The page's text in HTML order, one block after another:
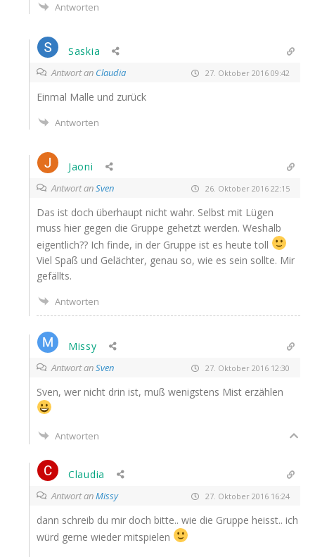
Antworten
Saskia
Antwort an Claudia 27. Oktober 2016 09:42
Ein­mal Mal­le und zurück
Antworten
Jaoni
Antwort anSven 26. Oktober 2016 22:15
Das ist doch über­haupt nicht wahr. Selbst mit Lügen
muss hier gegen die Grup­pe gehetzt wer­den. Wes­halb
eigent­lich?? Ich fin­de, in der Grup­pe ist es heu­te toll
Viel Spaß und Geläch­ter, genau so, wie es sein soll­te. Mir
gefällts.
Antworten
Missy
Antwort anSven 27. Oktober 2016 12:30
Sven, wer nicht drin ist, muß wenigs­tens Mist erzählen
Antworten
Claudia
Antwort anMissy 27. Oktober 2016 16:24
dann schreib du mir doch bit­te.. wie die Grup­pe heisst.. ich
würd ger­ne wie­der mitspielen